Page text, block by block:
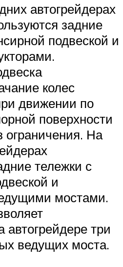
автогрейдерах
задние
подвеской и
колес
движении по
поверхности
ограничения. На
тележки с
и
мостами.
автогрейдере три
ведущих моста.